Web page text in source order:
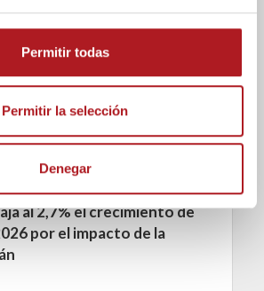
Permitir todas
Permitir la selección
Denegar
al 2,7% el crecimiento de
por el impacto de la